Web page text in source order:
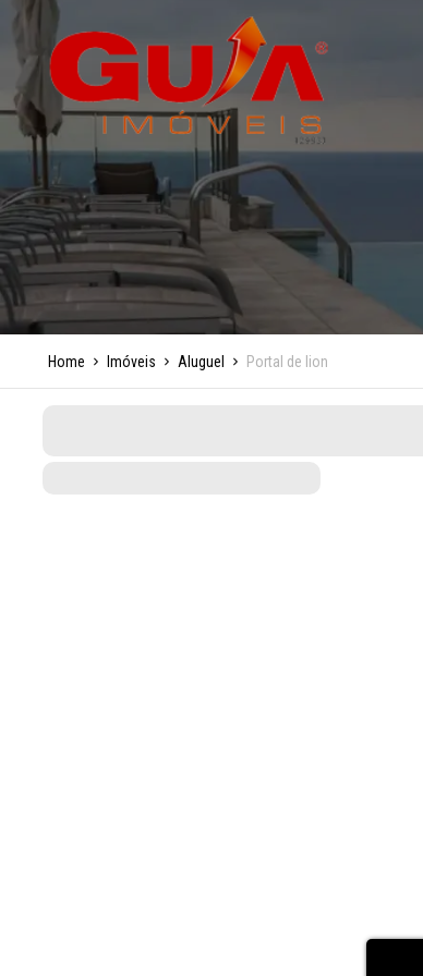
Home Imóveis Aluguel Portal de lion